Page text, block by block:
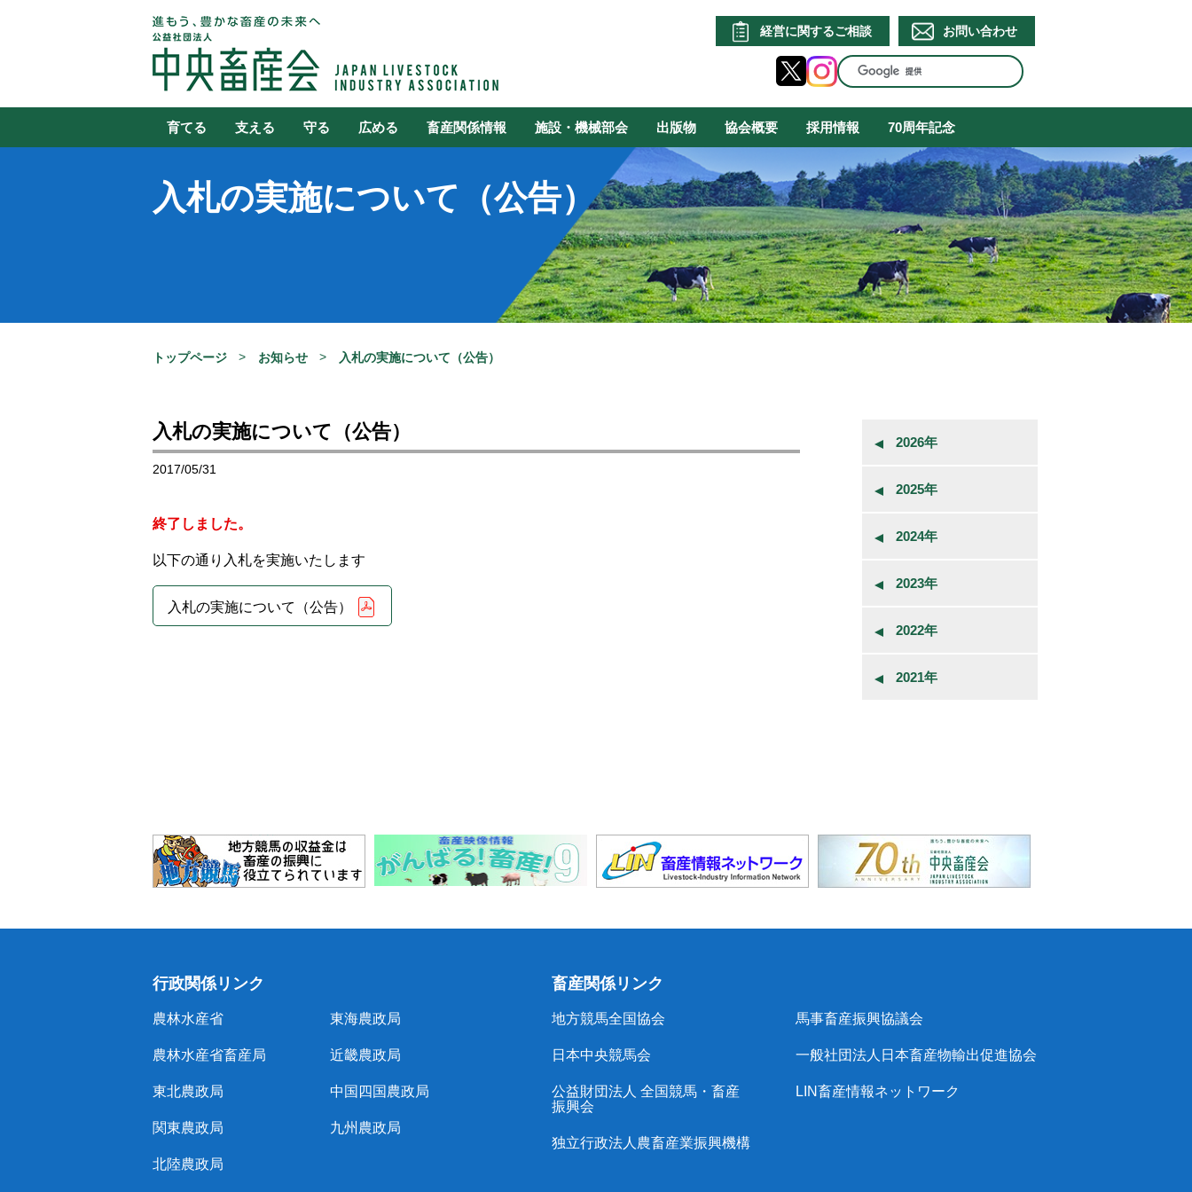
経営に関するご相談 お問い合わせ
育てる 支える 守る 広める 畜産関係情報 施設・機械部会 出版物 協会概要 採用情報 70周年記念
入札の実施について（公告）
トップページ お知らせ 入札の実施について（公告）
入札の実施について（公告）
2017/05/31
終了しました。
以下の通り入札を実施いたします
入札の実施について（公告）
2026年
2025年
2024年
2023年
2022年
2021年
行政関係リンク
農林水産省
農林水産省畜産局
東北農政局
関東農政局
北陸農政局
東海農政局
近畿農政局
中国四国農政局
九州農政局
畜産関係リンク
地方競馬全国協会
日本中央競馬会
公益財団法人 全国競馬・畜産
振興会
独立行政法人農畜産業振興機構
馬事畜産振興協議会
一般社団法人日本畜産物輸出促進協会
LIN畜産情報ネットワーク